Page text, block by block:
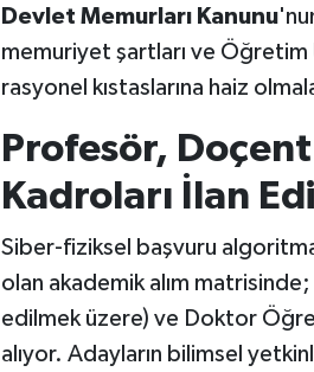
Devlet Memurları Kanunu
memuriyet şartları ve
rasyonel kıstaslarına haiz
Profesör,
Kadroları İlan
Siber-fiziksel başvuru
olan akademik alım
edilmek üzere) ve Doktor
alıyor. Adayların bilimsel